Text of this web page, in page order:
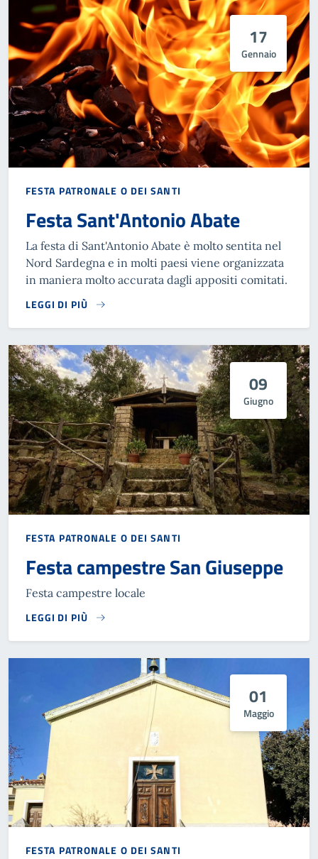
17
Gennaio
FESTA PATRONALE O DEI SANTI
Festa Sant'Antonio Abate
La festa di Sant'Antonio Abate è molto sentita nel
Nord Sardegna e in molti paesi viene organizzata
in maniera molto accurata dagli appositi comitati.
LEGGI DI PIÙ
09
Giugno
FESTA PATRONALE O DEI SANTI
Festa campestre San Giuseppe
Festa campestre locale
LEGGI DI PIÙ
01
Maggio
FESTA PATRONALE O DEI SANTI